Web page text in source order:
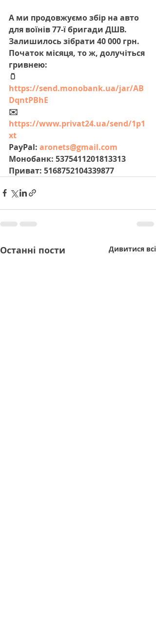
А ми продовжуємо збір на авто
для воїнів 77-ї бригади ДШВ.
Залишилось зібрати 40 000 грн.
Початок місяця, то ж, долучіться
гривнею:
🫙
https://send.monobank.ua/jar/AB
DqntPBhE
✉️
https://www.privat24.ua/send/1p1
xt
PayPal: aronets@gmail.com
Монобанк: 5375411201813313
Приват: 5168752104339877
Останні пости Дивитися всі